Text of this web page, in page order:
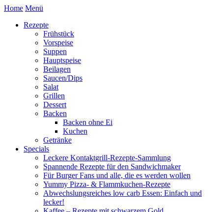
Home Menü
Rezepte
Frühstück
Vorspeise
Suppen
Hauptspeise
Beilagen
Saucen/Dips
Salat
Grillen
Dessert
Backen
Backen ohne Ei
Kuchen
Getränke
Specials
Leckere Kontaktgrill-Rezepte-Sammlung
Spannende Rezepte für den Sandwichmaker
Für Burger Fans und alle, die es werden wollen
Yummy Pizza- & Flammkuchen-Rezepte
Abwechslungsreiches low carb Essen: Einfach und
lecker!